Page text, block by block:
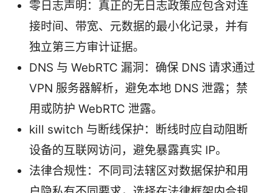
零日志声明：真正的无日志政策应包含对连
接时间、带宽、元数据的最小化记录，并有
独立第三方审计证据。
DNS 与 WebRTC 漏洞：确保 DNS 请求通过
VPN 服务器解析，避免本地 DNS 泄露；禁
用或防护 WebRTC 泄露。
kill switch 与断线保护：断线时应自动阻断
设备的互联网访问，避免暴露真实 IP。
法律合规性：不同司法辖区对数据保护和用